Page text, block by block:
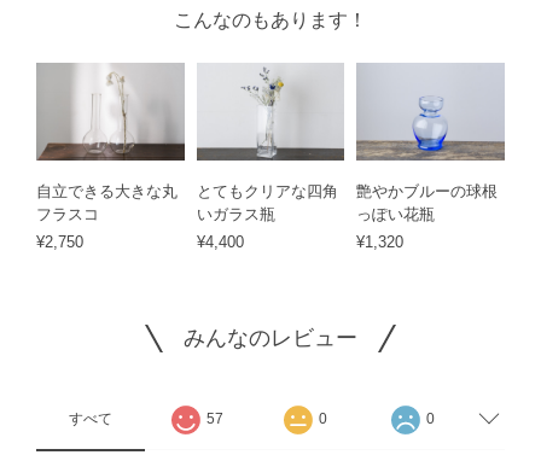
こんなのもあります！
自立できる大きな丸
フラスコ
¥2,750
とてもクリアな四角
いガラス瓶
¥4,400
艶やかブルーの球根
っぽい花瓶
¥1,320
みんなのレビュー
すべて 57 0 0